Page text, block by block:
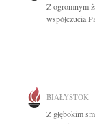
Z ogromnym
współczucia
BIAŁYSTOK
Z głębokim